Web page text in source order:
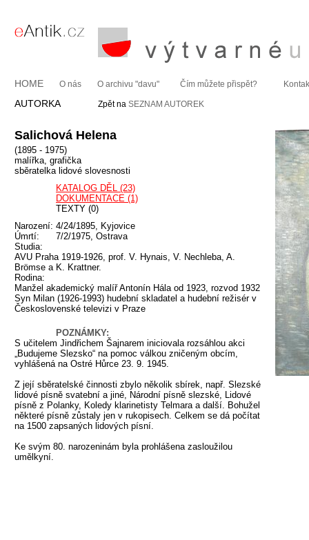
HOME O nás O archivu "davu" Čím můžete přispět?
AUTORKA Zpět na SEZNAM AUTOREK
Salichová Helena
(1895 - 1975)
malířka, grafička
sběratelka lidové slovesnosti
KATALOG DĚL (23)
DOKUMENTACE (1)
TEXTY (0)
Narození: 4/24/1895, Kyjovice
Úmrtí:
7/2/1975, Ostrava
Studia:
AVU Praha 1919-1926, prof. V. Hynais, V. Nechleba, A.
Brömse a K. Krattner.
Rodina:
Manžel akademický malíř Antonín Hála od 1923, rozvod 1932
Syn Milan (1926-1993) hudební skladatel a hudební režisér v
Československé televizi v Praze
POZNÁMKY:
S učitelem Jindřichem Šajnarem iniciovala rozsáhlou akci
„Budujeme Slezsko“ na pomoc válkou zničeným obcím,
vyhlášená na Ostré Hůrce 23. 9. 1945.
Z její sběratelské činnosti zbylo několik sbírek, např. Slezské
lidové písně svatební a jiné, Národní písně slezské, Lidové
písně z Polanky, Koledy klarinetisty Telmara a další. Bohužel
některé písně zůstaly jen v rukopisech. Celkem se dá počítat
na 1500 zapsaných lidových písní.
Ke svým 80. narozeninám byla prohlášena zasloužilou
umělkyní.